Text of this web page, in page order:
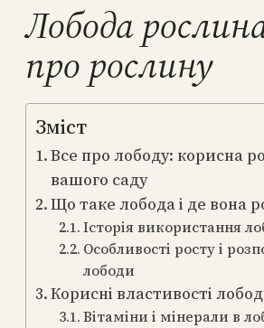
Лобода
про рослину
Зміст
Все про лободу: корисна
вашого саду
Що таке лобода і де вона
Історія використання
Особливості росту і
лободи
Корисні властивості
Вітаміни і мінерали в